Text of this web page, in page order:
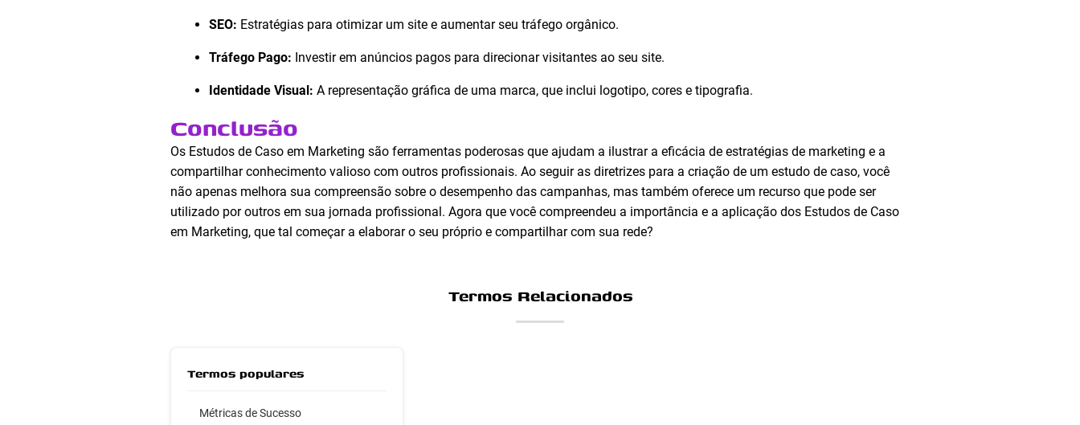
SEO: Estratégias para otimizar um site e aumentar seu tráfego orgânico.
Tráfego Pago: Investir em anúncios pagos para direcionar visitantes ao seu site.
Identidade Visual: A representação gráfica de uma marca, que inclui logotipo, cores e tipografia.
Conclusão
Os Estudos de Caso em Marketing são ferramentas poderosas que ajudam a ilustrar a eficácia de estratégias de marketing e a
compartilhar conhecimento valioso com outros profissionais. Ao seguir as diretrizes para a criação de um estudo de caso, você
não apenas melhora sua compreensão sobre o desempenho das campanhas, mas também oferece um recurso que pode ser
utilizado por outros em sua jornada profissional. Agora que você compreendeu a importância e a aplicação dos Estudos de Caso
em Marketing, que tal começar a elaborar o seu próprio e compartilhar com sua rede?
Termos Relacionados
Termos populares
Métricas de Sucesso